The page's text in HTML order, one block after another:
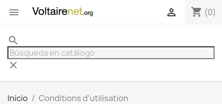
 shopping_cart (0)

search
clear
Inicio Conditions d'utilisation